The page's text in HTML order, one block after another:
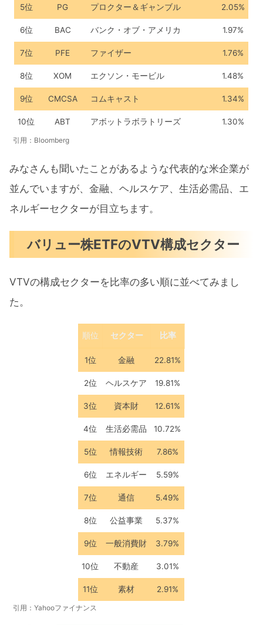
5位 PG プロクター＆ギャンブル 2.05%
6位 BAC バンク・オブ・アメリカ 1.97%
7位 PFE ファイザー 1.76%
8位 XOM エクソン・モービル 1.48%
9位 CMCSA コムキャスト 1.34%
10位 ABT アボットラボラトリーズ 1.30%
引用：Bloomberg
みなさんも聞いたことがあるような代表的な米企業が
並んでいますが、金融、ヘルスケア、生活必需品、エ
ネルギーセクターが目立ちます。
バリュー株ETFのVTV構成セクター
VTVの構成セクターを比率の多い順に並べてみまし
た。
順位 セクター 比率
1位 金融 22.81%
2位 ヘルスケア 19.81%
3位 資本財 12.61%
4位 生活必需品 10.72%
5位 情報技術 7.86%
6位 エネルギー 5.59%
7位 通信 5.49%
8位 公益事業 5.37%
9位 一般消費財 3.79%
10位 不動産 3.01%
11位 素材 2.91%
引用：Yahooファイナンス